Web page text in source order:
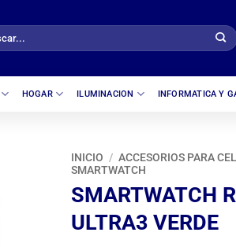
HOGAR ILUMINACION INFORMATICA Y
INICIO / ACCESORIOS PARA
SMARTWATCH
SMARTWATCH
ULTRA3 VERDE